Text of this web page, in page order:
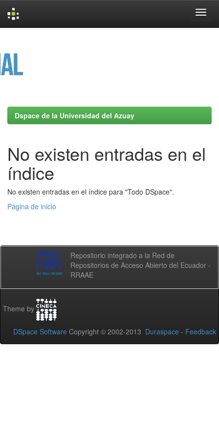
Dspace de la Universidad del Azuay
No existen entradas en el
índice
No existen entradas en el índice para "Todo DSpace".
Página de inicio
Repositorio integrado a la Red de
Repositorios de Acceso Abierto del Ecuador -
RRAAE
Theme by
DSpace Software Copyright © 2002-2013 Duraspace - Feedback